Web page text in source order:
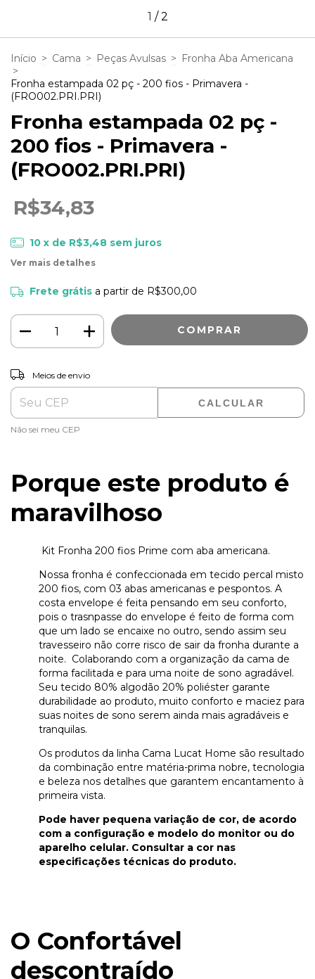
1 /2
Início > Cama > Peças Avulsas > Fronha Aba Americana
>
Fronha estampada 02 pç - 200 fios - Primavera -
(FRO002.PRI.PRI)
Fronha estampada 02 pç -
200 fios - Primavera -
(FRO002.PRI.PRI)
R$34,83
10 x de R$3,48 sem juros
Ver mais detalhes
Frete grátis a partir de R$300,00
Entregas para o CEP:
Meios de envio
CALCULAR
Não sei meu CEP
Porque este produto é
maravilhoso
Kit Fronha 200 fios Prime com aba americana.
Nossa fronha é confeccionada em tecido percal misto
200 fios, com 03 abas americanas e pespontos. A
costa envelope é feita pensando em seu conforto,
pois o trasnpasse do envelope é feito de forma com
que um lado se encaixe no outro, sendo assim seu
travesseiro não corre risco de sair da fronha durante a
noite. Colaborando com a organização da cama de
forma facilitada e para uma noite de sono agradável.
Seu tecido 80% algodão 20% poliéster garante
durabilidade ao produto, muito conforto e maciez para
suas noites de sono serem ainda mais agradáveis e
tranquilas.
Os produtos da linha Cama Lucat Home são resultado
da combinação entre matéria-prima nobre, tecnologia
e beleza nos detalhes que garantem encantamento à
primeira vista.
Pode haver pequena variação de cor, de acordo
com a configuração e modelo do monitor ou do
aparelho celular. Consultar a cor nas
especificações técnicas do produto.
O Confortável
descontraído